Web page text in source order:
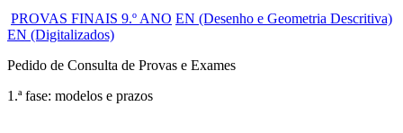
PROVAS FINAIS 9.º ANO EN (Desenho e Geometria Descritiva)
EN (Digitalizados)
Pedido de Consulta de Provas e Exames
1.ª fase: modelos e prazos